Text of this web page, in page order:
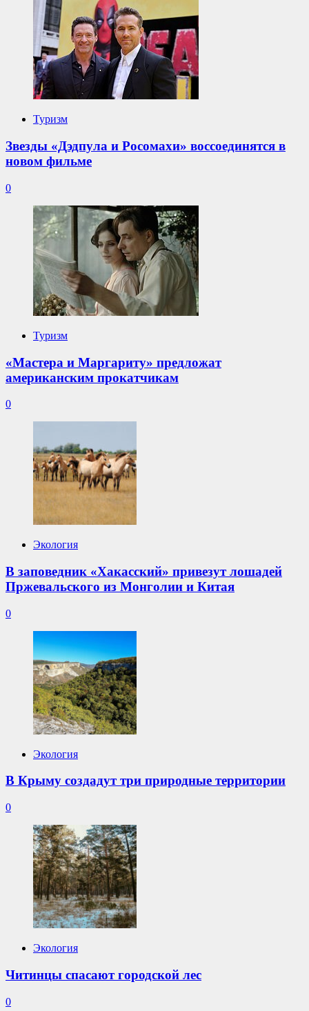
Туризм
Звезды «Дэдпула и Росомахи» воссоединятся в
новом фильме
0
Туризм
«Мастера и Маргариту» предложат
американским прокатчикам
0
Экология
В заповедник «Хакасский» привезут лошадей
Пржевальского из Монголии и Китая
0
Экология
В Крыму создадут три природные территории
0
Экология
Читинцы спасают городской лес
0